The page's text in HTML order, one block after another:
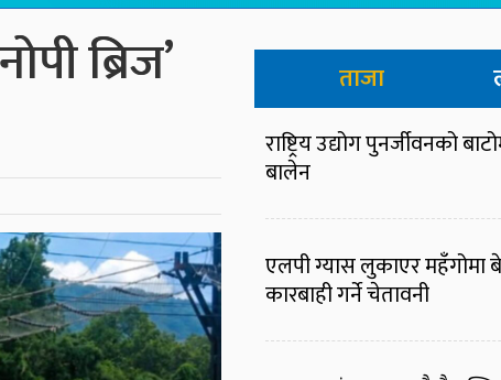
ब्रिज’ ताजा
राष्ट्रिय उद्योग पुनर्जीवनको
बालेन
एलपी ग्यास लुकाएर महँगोमा
कारबाही गर्ने चेतावनी